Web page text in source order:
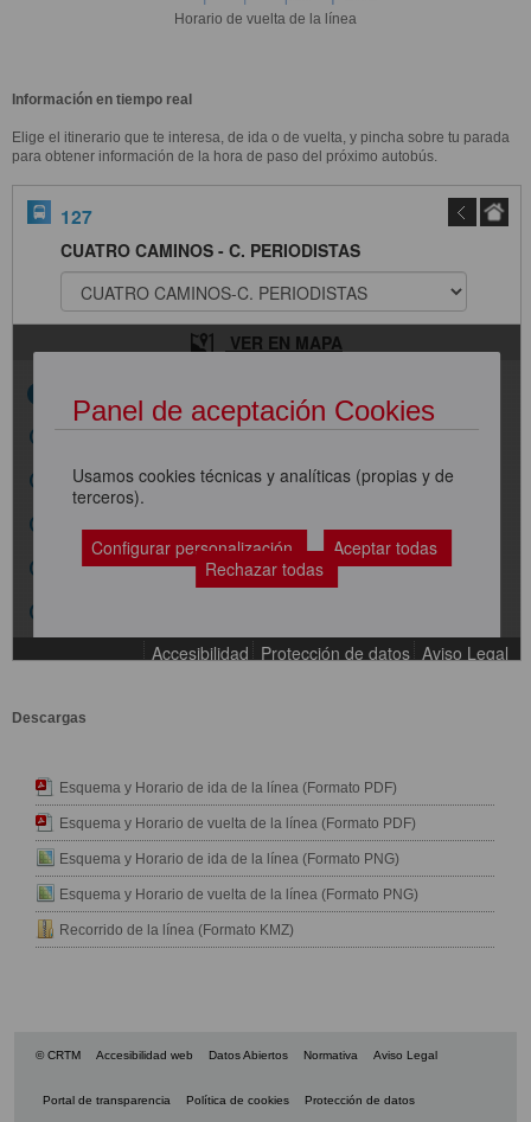
Horario de vuelta de la línea
Información en tiempo real
Elige el itinerario que te interesa, de ida o de vuelta, y pincha sobre tu parada
para obtener información de la hora de paso del próximo autobús.
Descargas
Esquema y Horario de ida de la línea (Formato PDF)
Esquema y Horario de vuelta de la línea (Formato PDF)
Esquema y Horario de ida de la línea (Formato PNG)
Esquema y Horario de vuelta de la línea (Formato PNG)
Recorrido de la línea (Formato KMZ)
© CRTM Accesibilidad web Datos Abiertos Normativa Aviso Legal
Portal de transparencia Política de cookies Protección de datos